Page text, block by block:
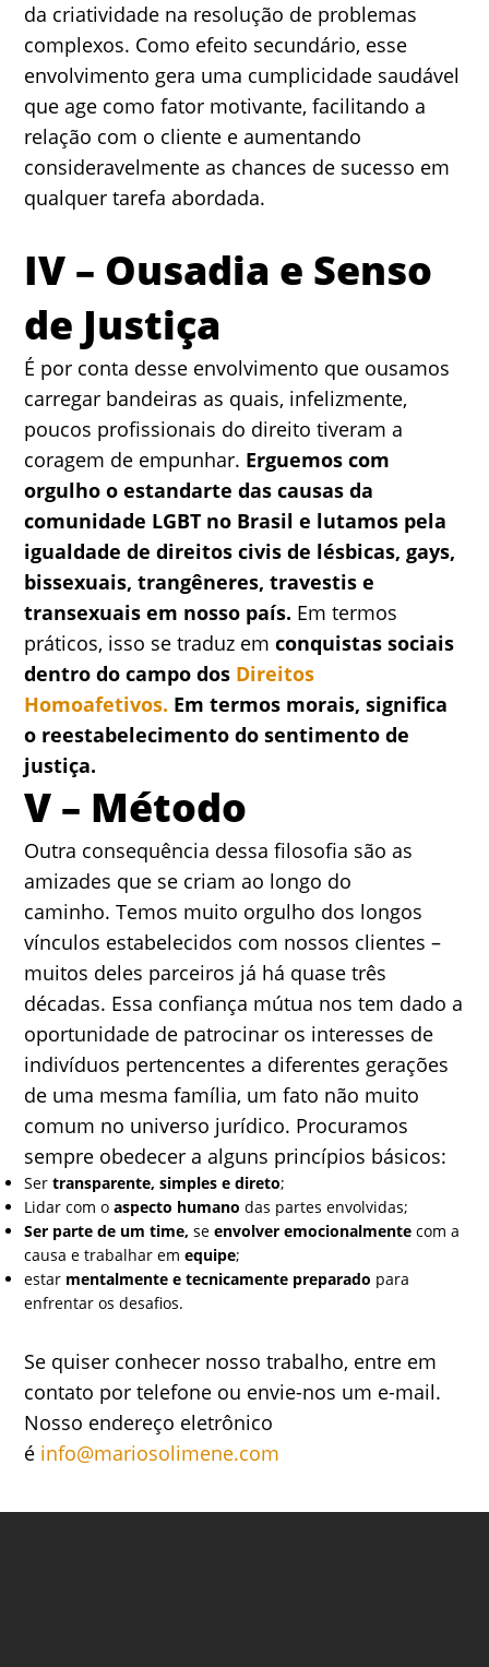
da criatividade na resolução de problemas
complexos. Como efeito secundário, esse
envolvimento gera uma cumplicidade saudável
que age como fator motivante, facilitando a
relação com o cliente e aumentando
consideravelmente as chances de sucesso em
qualquer tarefa abordada.
IV – Ousadia e Senso
de Justiça
É por conta desse envolvimento que ousamos
carregar bandeiras as quais, infelizmente,
poucos profissionais do direito tiveram a
coragem de empunhar. Erguemos com
orgulho o estandarte das causas da
comunidade LGBT no Brasil e lutamos pela
igualdade de direitos civis de lésbicas, gays,
bissexuais, trangêneres, travestis e
transexuais em nosso país. Em termos
práticos, isso se traduz emconquistas sociais
dentro do campo dos Direitos
Homoafetivos. Em termos morais, significa
o reestabelecimento do sentimento de
justiça.
V – Método
Outra consequência dessa filosofia são as
amizades que se criam ao longo do
caminho. Temos muito orgulho dos longos
vínculos estabelecidos com nossos clientes –
muitos deles parceiros já há quase três
décadas. Essa confiança mútua nos tem dado a
oportunidade de patrocinar os interesses de
indivíduos pertencentes a diferentes gerações
de uma mesma família, um fato não muito
comum no universo jurídico. Procuramos
sempre obedecer a alguns princípios básicos:
Sertransparente, simples e direto;
Lidar com oaspecto humano das partes envolvidas;
Ser parte de um time, seenvolver emocionalmente com a
causa e trabalhar emequipe;
estar mentalmente e tecnicamente preparado para
enfrentar os desafios.
Se quiser conhecer nosso trabalho, entre em
contato por telefone ou envie-nos um e-mail.
Nosso endereço eletrônico
é info@mariosolimene.com